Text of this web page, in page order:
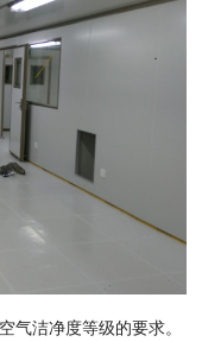
气洁净度等级的要求。